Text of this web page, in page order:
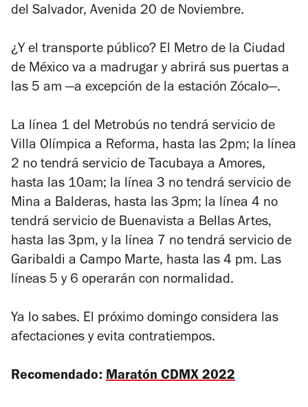
del Salvador, Avenida 20 de Noviembre.
¿Y el transporte público? El Metro de la Ciudad
de México va a madrugar y abrirá sus puertas a
las 5 am —a excepción de la estación Zócalo—.
La línea 1 del Metrobús no tendrá servicio de
Villa Olímpica a Reforma, hasta las 2pm; la línea
2 no tendrá servicio de Tacubaya a Amores,
hasta las 10am; la línea 3 no tendrá servicio de
Mina a Balderas, hasta las 3pm; la línea 4 no
tendrá servicio de Buenavista a Bellas Artes,
hasta las 3pm, y la línea 7 no tendrá servicio de
Garibaldi a Campo Marte, hasta las 4 pm. Las
líneas 5 y 6 operarán con normalidad.
Ya lo sabes. El próximo domingo considera las
afectaciones y evita contratiempos.
Recomendado: Maratón CDMX 2022